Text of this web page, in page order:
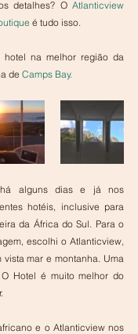
detalhes? O Atlanticview
é tudo isso.
hotel na melhor região da
de Camps Bay.
há alguns dias e já nos
hotéis, inclusive para
da África do Sul. Para o
escolhi o Atlanticview,
vista mar e montanha. Uma
Hotel é muito melhor do
e o Atlanticview nos